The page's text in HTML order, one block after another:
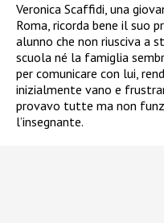
Veronica Scaffidi, una
Roma, ricorda bene il suo
alunno che non riusciva a
scuola né la famiglia
per comunicare con lui,
inizialmente vano e
provavo tutte ma non
l’insegnante.